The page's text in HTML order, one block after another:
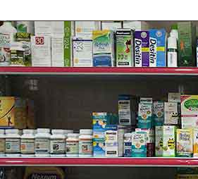
✓Hỗ trợ năng lượng lành
✓Hỗ trợ trí nhớ và sức khỏe
Hỗ trợ hiệu suất tối ưu, sức
✓Nồng độ cao.
✓Công thức mạnh mẽ.